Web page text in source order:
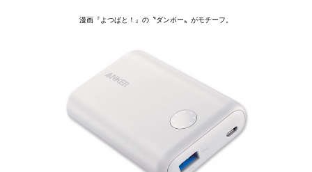
漫画『よつばと！』の〝ダンボー〟がモチーフ。